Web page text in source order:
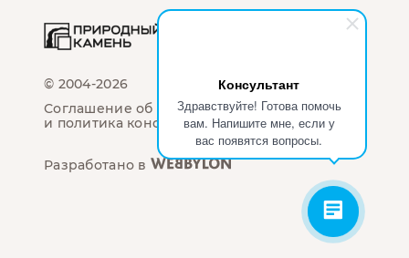
Консультант
Здравствуйте! Готова помочь
вам. Напишите мне, если у
вас появятся вопросы.
© 2004-2026
Соглашение об использование сайта
и политика конфиденциальности
Разработано в